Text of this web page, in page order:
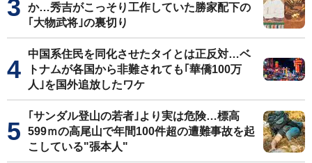
か…秀吉がこっそり工作していた勝家配下の
｢大物武将｣の裏切り
中国系住民を同化させたタイとは正反対…ベ
トナムが各国から非難されても｢華僑100万
人｣を国外追放したワケ
｢サンダル登山の若者｣より実は危険…標高
599ｍの高尾山で年間100件超の遭難事故を起
こしている"張本人"